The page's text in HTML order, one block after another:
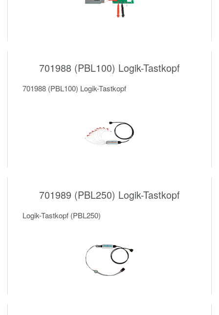
701988 (PBL100) Logik-Tastkopf
701988 (PBL100) Logik-Tastkopf
701989 (PBL250) Logik-Tastkopf
Logik-Tastkopf (PBL250)